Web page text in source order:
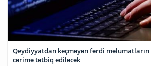
Qeydiyyatdan keçməyən fərdi
cərimə tətbiq ediləcək